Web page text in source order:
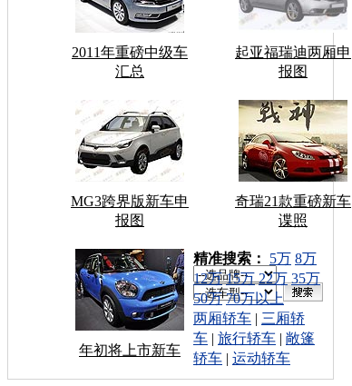
2011年重磅中级车
汇总
起亚福瑞迪两厢申
报图
MG3跨界版新车申
报图
奇瑞21款重磅新车
谍照
年初将上市新车
车型搜索：
精准搜索： 5万 8万
12万 15万 22万 35万
50万 70万以上
两厢轿车 | 三厢轿
车 | 旅行轿车 | 敞篷
轿车 | 运动轿车